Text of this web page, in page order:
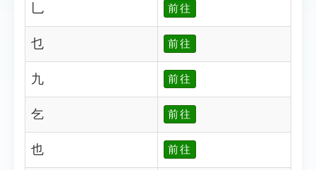
乚 前往
乜 前往
九 前往
乞 前往
也 前往